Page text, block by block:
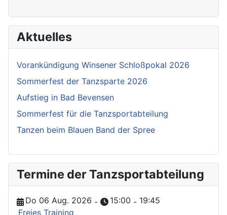
Aktuelles
Vorankündigung Winsener Schloßpokal 2026
Sommerfest der Tanzsparte 2026
Aufstieg in Bad Bevensen
Sommerfest für die Tanzsportabteilung
Tanzen beim Blauen Band der Spree
Termine der Tanzsportabteilung
Do 06 Aug. 2026 - 15:00 - 19:45
Freies Training